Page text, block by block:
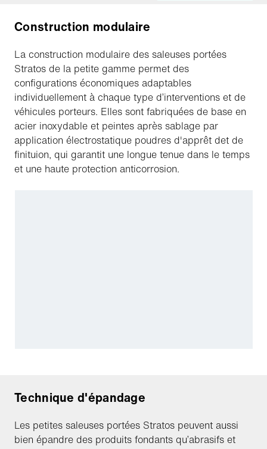
Construction modulaire
La construction modulaire des saleuses portées
Stratos de la petite gamme permet des
configurations économiques adaptables
individuellement à chaque type d’interventions et de
véhicules porteurs. Elles sont fabriquées de base en
acier inoxydable et peintes après sablage par
application électrostatique poudres d'apprêt det de
finituion, qui garantit une longue tenue dans le temps
et une haute protection anticorrosion.
Technique d'épandage
Les petites saleuses portées Stratos peuvent aussi
bien épandre des produits fondants qu’abrasifs et